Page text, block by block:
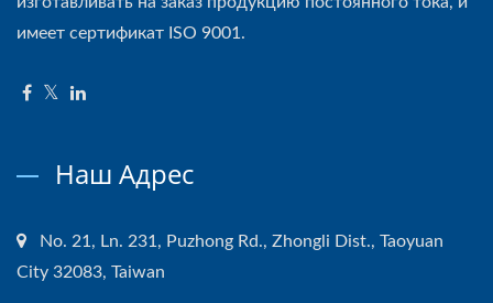
имеет сертификат ISO 9001.
Наш Адрес
No. 21, Ln. 231, Puzhong Rd., Zhongli Dist., Taoyuan
City 32083, Taiwan